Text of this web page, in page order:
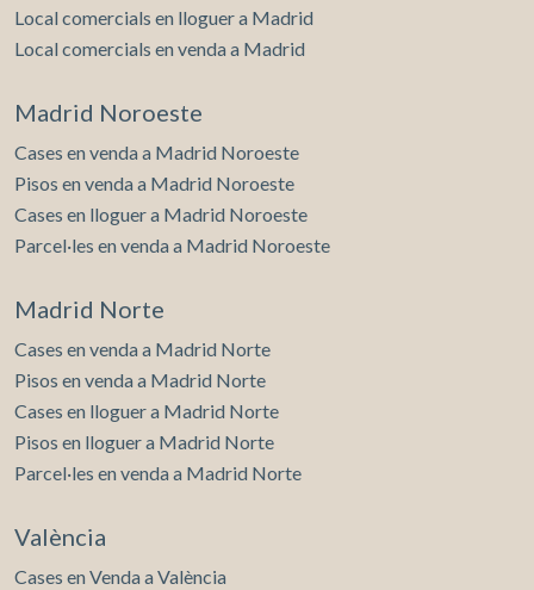
Local comercials en lloguer a Madrid
Local comercials en venda a Madrid
Madrid Noroeste
Cases en venda a Madrid Noroeste
Pisos en venda a Madrid Noroeste
Cases en lloguer a Madrid Noroeste
Parcel·les en venda a Madrid Noroeste
Madrid Norte
Cases en venda a Madrid Norte
Pisos en venda a Madrid Norte
Cases en lloguer a Madrid Norte
Pisos en lloguer a Madrid Norte
Parcel·les en venda a Madrid Norte
València
Cases en Venda a València